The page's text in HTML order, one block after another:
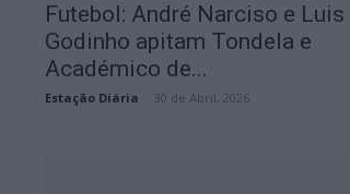
Futebol: André Narciso e Luis
Godinho apitam Tondela e
Académico de...
Estação Diária 30 de Abril, 2026